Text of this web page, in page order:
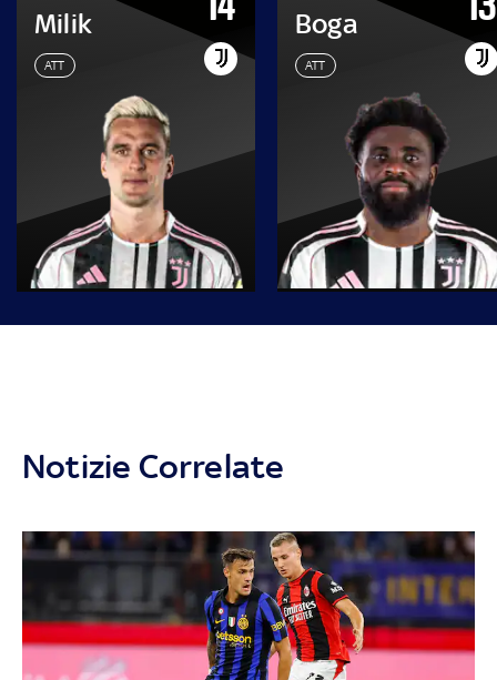
Milik
ATT
Boga
ATT
Notizie Correlate